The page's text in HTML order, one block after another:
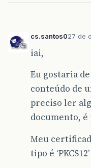
cs.santos027 de
iai,
Eu gostaria
conteúdo de
preciso ler
documento, é
Meu
tipo é ‘PKCS12’